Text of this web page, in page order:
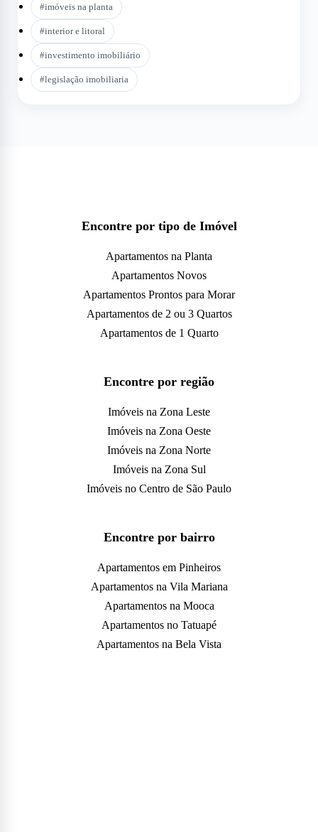
#imóveis na planta
#interior e litoral
#investimento imobiliário
#legislação imobiliaria
Encontre por tipo de Imóvel
Apartamentos na Planta
Apartamentos Novos
Apartamentos Prontos para Morar
Apartamentos de 2 ou 3 Quartos
Apartamentos de 1 Quarto
Encontre por região
Imóveis na Zona Leste
Imóveis na Zona Oeste
Imóveis na Zona Norte
Imóveis na Zona Sul
Imóveis no Centro de São Paulo
Encontre por bairro
Apartamentos em Pinheiros
Apartamentos na Vila Mariana
Apartamentos na Mooca
Apartamentos no Tatuapé
Apartamentos na Bela Vista